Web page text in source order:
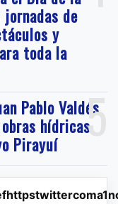
jornadas de
y
toda la
5
Pablo Valdés
hídricas
Pirayuí